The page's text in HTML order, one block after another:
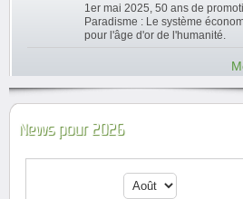
1er mai 2025, 50 ans de
Paradisme : Le système
pour l'âge d'or de l'humanité.
News pour 2026